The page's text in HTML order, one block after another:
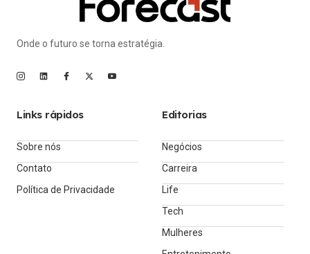
Onde o futuro se torna estratégia.
Links rápidos
Sobre nós
Contato
Política de Privacidade
Editorias
Negócios
Carreira
Life
Tech
Mulheres